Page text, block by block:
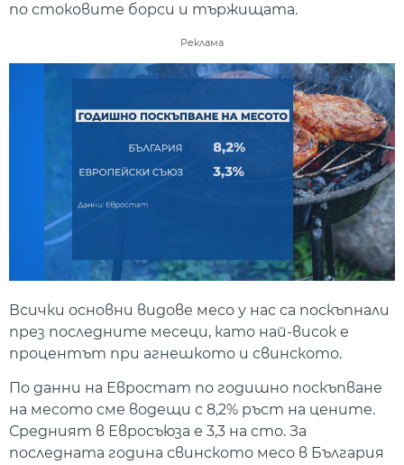
по стоковите борси и тържищата.
Реклама
Всички основни видове месо у нас са поскъпнали
през последните месеци, като най-висок е
процентът при агнешкото и свинското.
По данни на Евростат по годишно поскъпване
на месото сме водещи с 8,2% ръст на цените.
Средният в Евросъюза е 3,3 на сто. За
последната година свинското месо в България